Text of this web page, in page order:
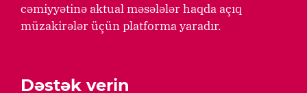
cəmiyyətinə aktual məsələlər haqda açıq
müzakirələr üçün platforma yaradır.
Dəstək verin